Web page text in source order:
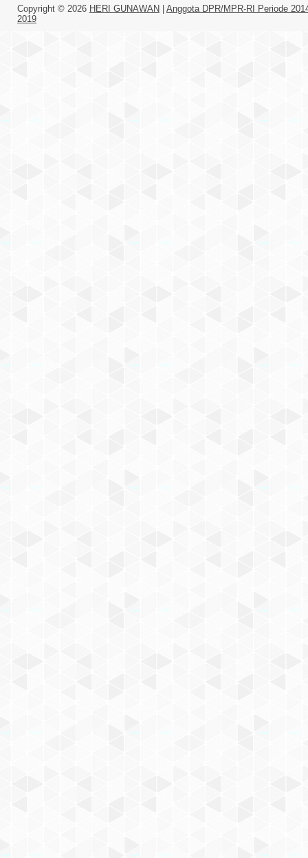
Copyright © 2026 HERI GUNAWAN
Anggota DPR/MPR-RI Periode
2019